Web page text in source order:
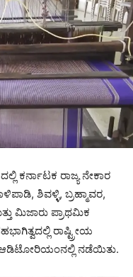
ಕರ್ನಾಟಕ ರಾಜ್ಯ ನೇಕಾರ
ಶಿವಳ್ಳಿ, ಬ್ರಹ್ಮಾವರ,
ಮಿಜಾರು ಪ್ರಾಥಮಿಕ
ರಾಷ್ಟ್ರೀಯ
ಆಡಿಟೋರಿಯಂನಲ್ಲಿ ನಡೆಯಿತು.